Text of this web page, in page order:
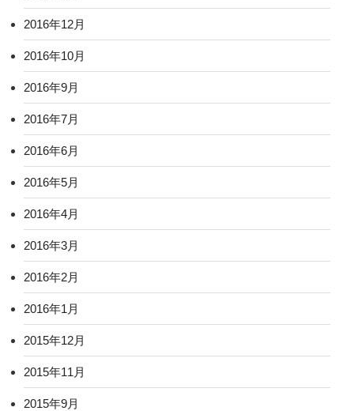
2016年12月
2016年10月
2016年9月
2016年7月
2016年6月
2016年5月
2016年4月
2016年3月
2016年2月
2016年1月
2015年12月
2015年11月
2015年9月